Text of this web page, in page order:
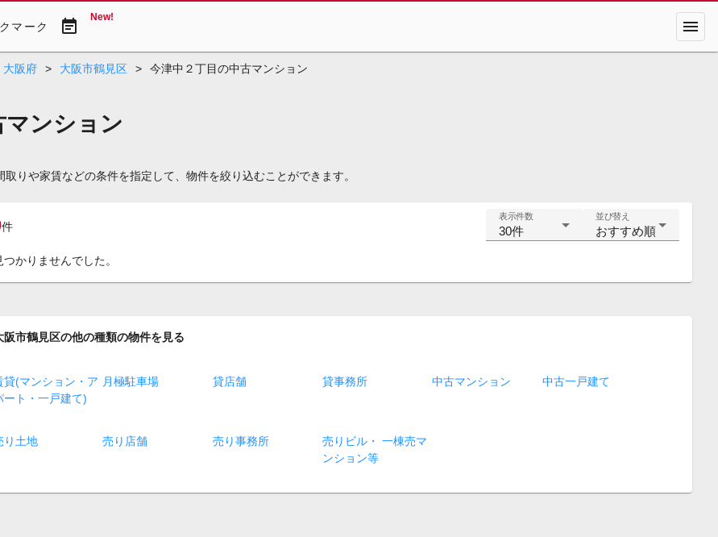
マーク event_note New! menu
大阪府 > 大阪市鶴見区 > 今津中２丁目の中古マンション
マンション
りや家賃などの条件を指定して、物件を絞り込むことができます。
件
表示件数
30件
並び替え
おすすめ順
つかりませんでした。
阪市鶴見区の他の種類の物件を見る
貸(マンション・ア
ート・一戸建て)
月極駐車場 貸店舗 貸事務所 中古マンション 中古一戸建て
り土地 売り店舗 売り事務所
売りビル・ 一棟売マ
ンション等